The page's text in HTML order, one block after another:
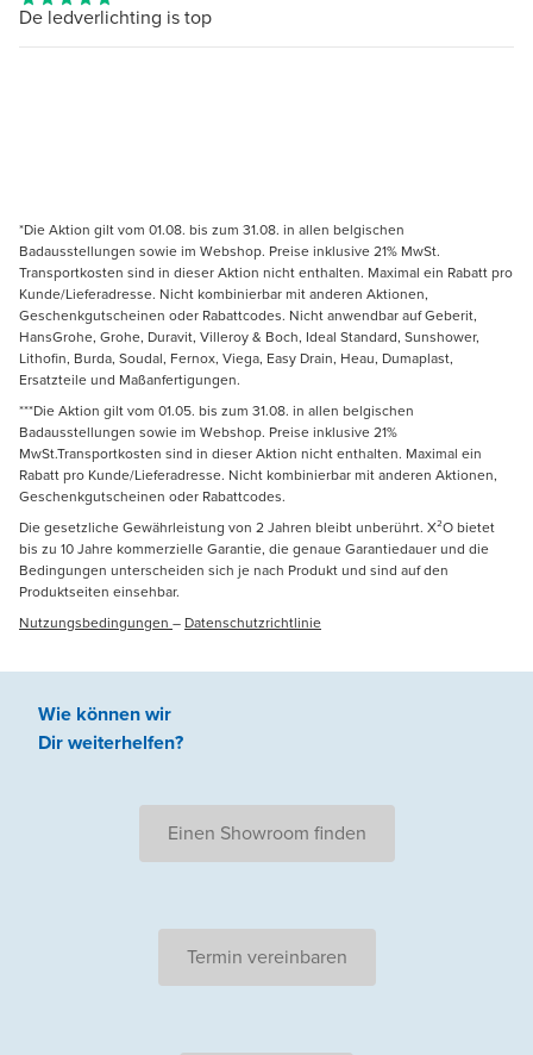
De ledverlichting is top
*Die Aktion gilt vom 01.08. bis zum 31.08. in allen belgischen
Badausstellungen sowie im Webshop. Preise inklusive 21% MwSt.
Transportkosten sind in dieser Aktion nicht enthalten. Maximal ein Rabatt pro
Kunde/Lieferadresse. Nicht kombinierbar mit anderen Aktionen,
Geschenkgutscheinen oder Rabattcodes. Nicht anwendbar auf Geberit,
HansGrohe, Grohe, Duravit, Villeroy & Boch, Ideal Standard, Sunshower,
Lithofin, Burda, Soudal, Fernox, Viega, Easy Drain, Heau, Dumaplast,
Ersatzteile und Maßanfertigungen.
***Die Aktion gilt vom 01.05. bis zum 31.08. in allen belgischen
Badausstellungen sowie im Webshop. Preise inklusive 21%
MwSt.Transportkosten sind in dieser Aktion nicht enthalten. Maximal ein
Rabatt pro Kunde/Lieferadresse. Nicht kombinierbar mit anderen Aktionen,
Geschenkgutscheinen oder Rabattcodes.
Die gesetzliche Gewährleistung von 2 Jahren bleibt unberührt. X²O bietet
bis zu 10 Jahre kommerzielle Garantie, die genaue Garantiedauer und die
Bedingungen unterscheiden sich je nach Produkt und sind auf den
Produktseiten einsehbar.
Nutzungsbedingungen – Datenschutzrichtlinie
Wie können wir
Dir weiterhelfen?
Einen Showroom finden
Termin vereinbaren